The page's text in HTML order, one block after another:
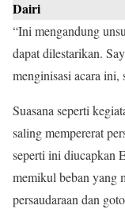
Dairi
“Ini mengandung
dapat dilestarikan.
menginisasi acara ini,
Suasana seperti
saling mempererat
seperti ini diucapkan
memikul beban yang
persaudaraan dan